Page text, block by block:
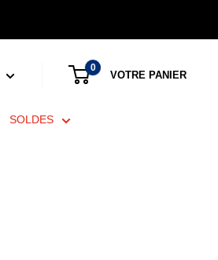
0
VOTRE PANIER
SOLDES